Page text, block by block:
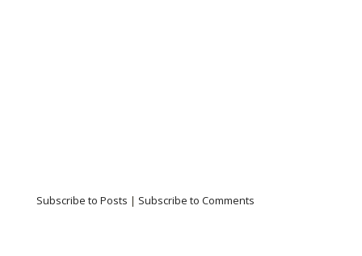
Subscribe to Posts | Subscribe to Comments